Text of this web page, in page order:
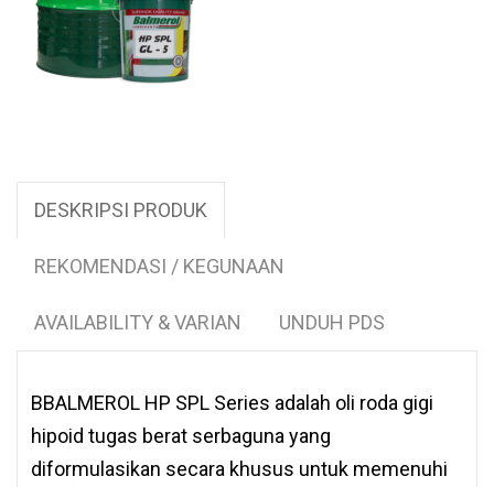
DESKRIPSI PRODUK
REKOMENDASI / KEGUNAAN
AVAILABILITY & VARIAN UNDUH PDS
BBALMEROL HP SPL Series adalah oli roda gigi
hipoid tugas berat serbaguna yang
diformulasikan secara khusus untuk memenuhi